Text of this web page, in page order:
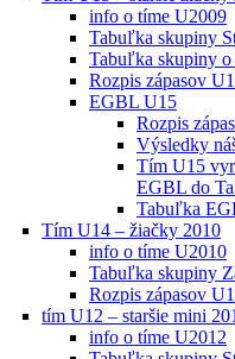
info o tíme U2009
Tabuľka skupiny
Tabuľka skupiny o
Rozpis zápasov
EGBL U15
Rozpis
Výsledky
Tím U15
EGBL do
Tabuľka
Tím U14 – žiačky 2010
info o tíme U2010
Tabuľka skupiny
Rozpis zápasov
tím U12 – staršie mini
info o tíme U2012